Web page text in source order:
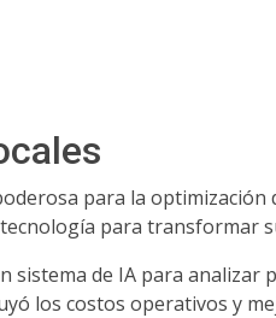
para la
para transformar
de IA para
los costos operativos y